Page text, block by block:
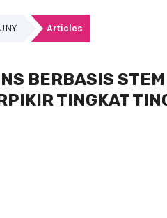
Articles
BERBASIS
TINGKAT